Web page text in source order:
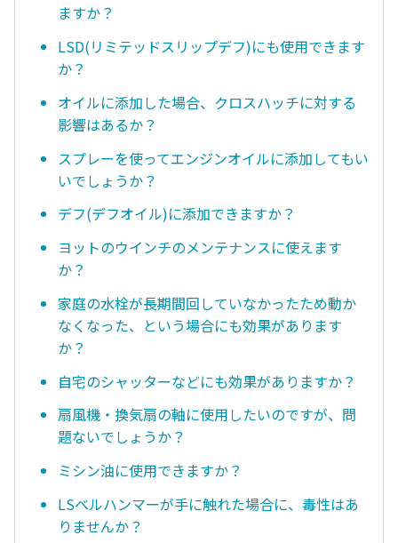
ますか？
LSD(リミテッドスリップデフ)にも使用できます
か？
オイルに添加した場合、クロスハッチに対する
影響はあるか？
スプレーを使ってエンジンオイルに添加してもい
いでしょうか？
デフ(デフオイル)に添加できますか？
ヨットのウインチのメンテナンスに使えます
か？
家庭の水栓が長期間回していなかったため動か
なくなった、という場合にも効果があります
か？
自宅のシャッターなどにも効果がありますか？
扇風機・換気扇の軸に使用したいのですが、問
題ないでしょうか？
ミシン油に使用できますか？
LSベルハンマーが手に触れた場合に、毒性はあ
りませんか？